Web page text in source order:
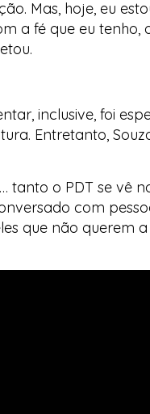
Mas, hoje, eu
a fé que eu tenho,
inclusive, foi
Entretanto,
tanto o PDT se vê
com
que não querem